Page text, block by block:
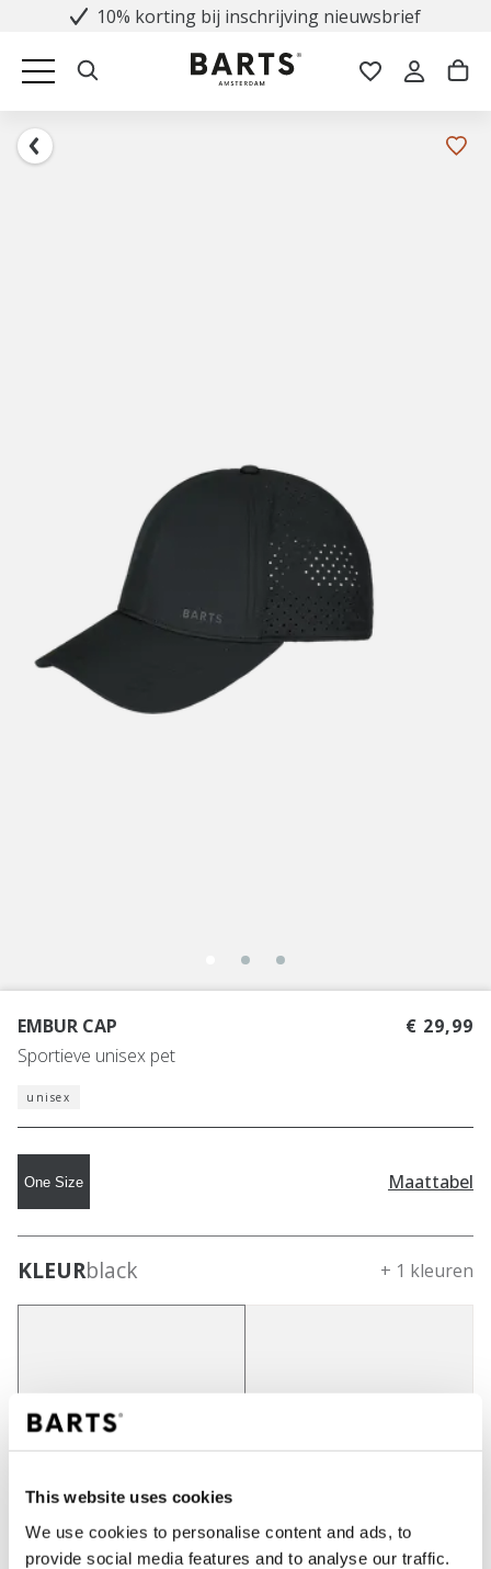
This website uses cookies
We use cookies to personalise content and ads, to
provide social media features and to analyse our traffic.
10% korting bij inschrijving nieuwsbrief
EMBUR CAP
Sportieve unisex pet
€ 29,99
unisex
One Size Maattabel
KLEURblack + 1 kleuren